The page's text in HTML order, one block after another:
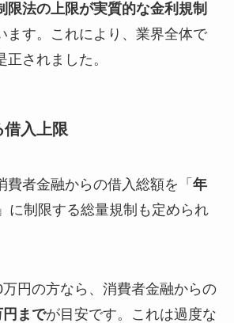
限法の上限が実質的な金利規制
ます。これにより、業界全体で
されました。
借入上限
費者金融からの借入総額を「 年
」に制限する総量規制も定められ
円の方なら、消費者金融からの
円までが目安です。これは過度な